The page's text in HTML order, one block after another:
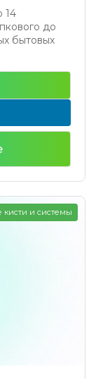
14
до
бытовых
кисти и системы